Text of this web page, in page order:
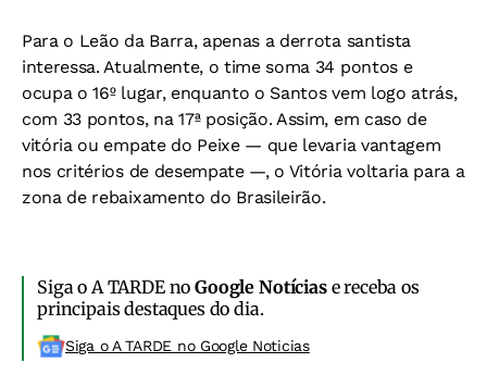
Para o Leão da Barra, apenas a derrota santista
interessa. Atualmente, o time soma 34 pontos e
ocupa o 16º lugar, enquanto o Santos vem logo atrás,
com 33 pontos, na 17ª posição. Assim, em caso de
vitória ou empate do Peixe — que levaria vantagem
nos critérios de desempate —, o Vitória voltaria para a
zona de rebaixamento do Brasileirão.
Siga o A TARDE noGoogle Notíciase receba os
principais destaques do dia.
Siga o A TARDE no Google Noticias